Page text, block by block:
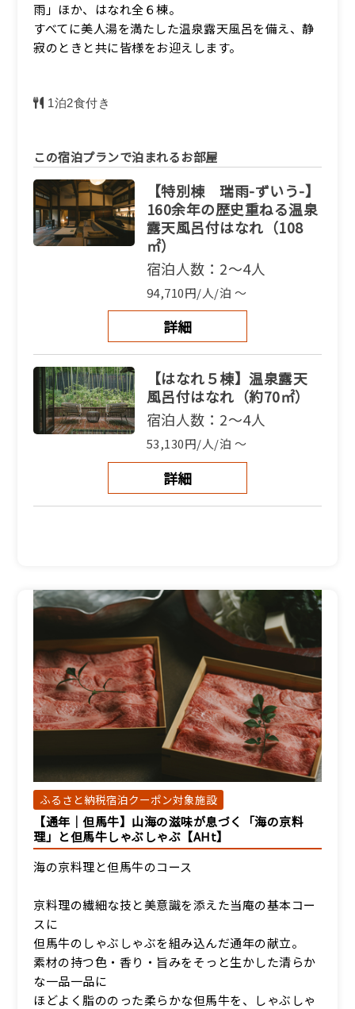
雨」ほか、はなれ全６棟。
すべてに美人湯を満たした温泉露天風呂を備え、静
寂のときと共に皆様をお迎えします。
1泊2食付き
この宿泊プランで泊まれるお部屋
【特別棟 瑞雨-ずいう-】
160余年の歴史重ねる温泉
露天風呂付はなれ（108
㎡）
宿泊人数：2～4人
94,710円/人/泊 ～
詳細
【はなれ５棟】温泉露天
風呂付はなれ（約70㎡）
宿泊人数：2～4人
53,130円/人/泊 ～
詳細
ふるさと納税宿泊クーポン対象施設
【通年｜但馬牛】山海の滋味が息づく「海の京料
理」と但馬牛しゃぶしゃぶ【AHt】
海の京料理と但馬牛のコース
京料理の繊細な技と美意識を添えた当庵の基本コー
スに
但馬牛のしゃぶしゃぶを組み込んだ通年の献立。
素材の持つ色・香り・旨みをそっと生かした清らか
な一品一品に
ほどよく脂ののった柔らかな但馬牛を、しゃぶしゃ